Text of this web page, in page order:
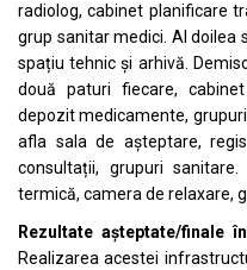
radiolog, cabinet planificare
grup sanitar medici. Al doilea
spațiu tehnic și arhivă.
două paturi fiecare,
depozit medicamente,
afla sala de așteptare,
consultații, grupuri
termică, camera de relaxare,
Rezultate așteptate/finale
Realizarea acestei